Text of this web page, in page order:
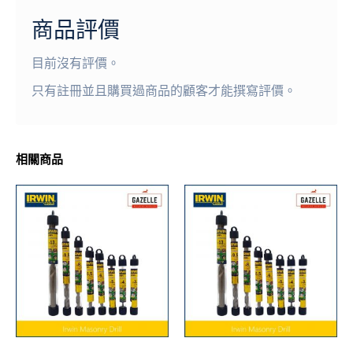
商品評價
目前沒有評價。
只有註冊並且購買過商品的顧客才能撰寫評價。
相關商品